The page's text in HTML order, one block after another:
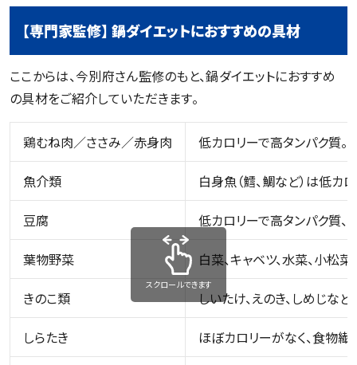
【専門家監修】 鍋ダイエットにおすすめの具材
ここからは、今別府さん監修のもと、鍋ダイエットにおすすめ
の具材をご紹介していただきます。
鶏むね肉／ささみ／赤身肉 低カロリーで高タンパク質。
魚介類 白身魚（鱈、鯛など）は低カ
豆腐 低カロリーで高タンパク質、
葉物野菜 白菜、キャベツ、水菜、小松
きのこ類 しいたけ、えのき、しめじな
しらたき ほぼカロリーがなく、食物繊
スクロールできます